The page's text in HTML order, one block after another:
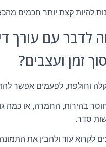
להיות קצת יותר חכמים
לדבר עם עורך
זמן ועצבים?
וחולפת, לפעמים אפשר
בהירות, החמרה, או כמה
סדר.
לקרוא עוד ולהבין את